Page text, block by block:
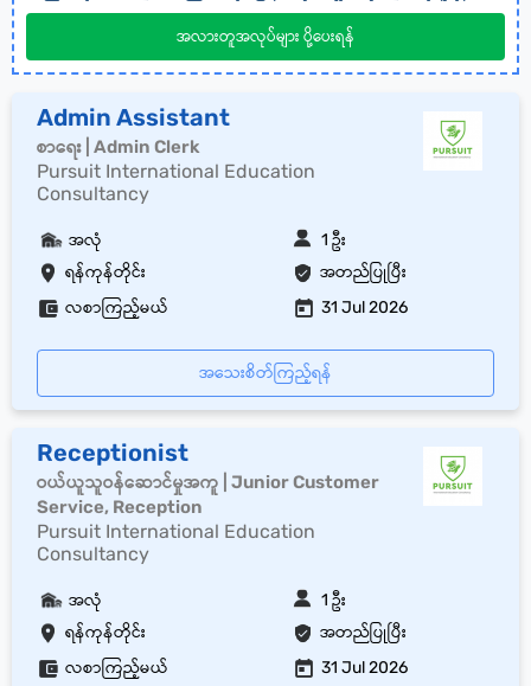
အလားတူအလုပ်များ ပို့ပေးရန်
Admin Assistant
စာရေး | Admin Clerk
Pursuit International Education
Consultancy
ရန်ကုန်တိုင်း အတည်ပြုပြီး
အလုံ 1 ဦး
လစာကြည့်မယ် 31 Jul 2026
အသေးစိတ်ကြည့်ရန်
Receptionist
ဝယ်ယူသူဝန်ဆောင်မှုအကူ | Junior Customer
Service, Reception
Pursuit International Education
Consultancy
ရန်ကုန်တိုင်း အတည်ပြုပြီး
အလုံ 1 ဦး
လစာကြည့်မယ် 31 Jul 2026